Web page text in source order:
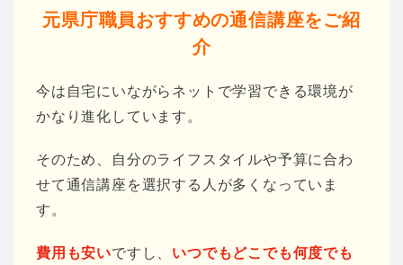
元県庁職員おすすめの通信講座をご紹
介
今は自宅にいながらネットで学習できる環境が
かなり進化しています。
そのため、自分のライフスタイルや予算に合わ
せて通信講座を選択する人が多くなっていま
す。
費用も安いですし、 いつでもどこでも何度でも